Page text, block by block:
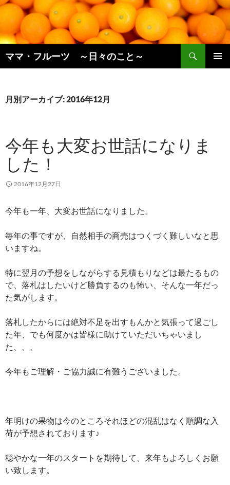
コ
テ
ン
ツ
へ
ッ
ママ・フルーツ ～日々のこと～
索
月別アーカイブ: 2016年12月
今年も大変お世話になりま
した！
2016年12月27日
今年も一年、大変お世話になりました。
毎年の事ですが、自然相手の商売はつくづく難しいなと思
いますね。
特に翌月の予想をしながらする見積もりなどは最たるもの
で、落札はしたいけど勝負するのも怖い、そんな一年だっ
た気がします。
落札したからには絶対不足を出すもんかと気張って過ごし
た年、でも何度かは皆様に助けていただいちゃいまし
た、、、
今年もご理解・ご協力誠に有難うございました。
年明けの果物は今のところそれほどの混乱はなく順調な入
荷が予想されております♪
穏やかな一年のスタートを期待して、来年もよろしくお願
い致します。